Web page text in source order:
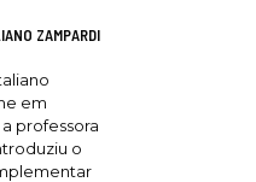
ZAMPARDI
em
professora
o